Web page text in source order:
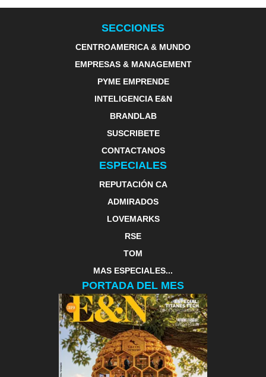
SECCIONES
CENTROAMERICA & MUNDO
EMPRESAS & MANAGEMENT
PYME EMPRENDE
INTELIGENCIA E&N
BRANDLAB
SUSCRIBETE
CONTACTANOS
ESPECIALES
REPUTACIÓN CA
ADMIRADOS
LOVEMARKS
RSE
TOM
MAS ESPECIALES...
PORTADA DEL MES